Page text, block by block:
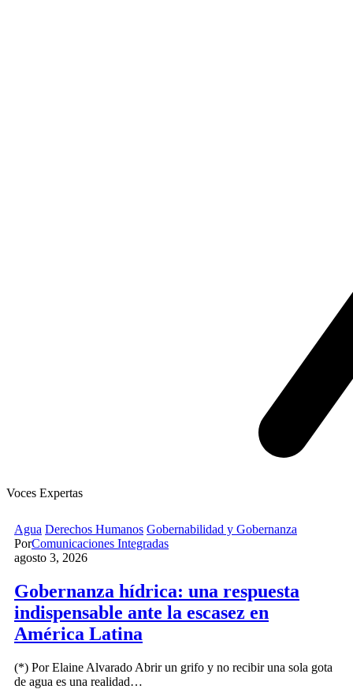
Voces Expertas
Agua Derechos Humanos Gobernabilidad y Gobernanza
PorComunicaciones Integradas
agosto 3, 2026
Gobernanza hídrica: una respuesta
indispensable ante la escasez en
América Latina
(*) Por Elaine Alvarado Abrir un grifo y no recibir una sola gota
de agua es una realidad…